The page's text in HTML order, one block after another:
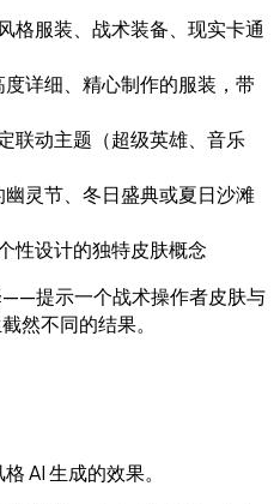
格服装、战术装备、现实卡通
度详细、精心制作的服装，带
联动主题（超级英雄、音乐
幽灵节、冬日盛典或夏日沙滩
性设计的独特皮肤概念
提示一个战术操作者皮肤与
然不同的结果。
AI 生成的效果。